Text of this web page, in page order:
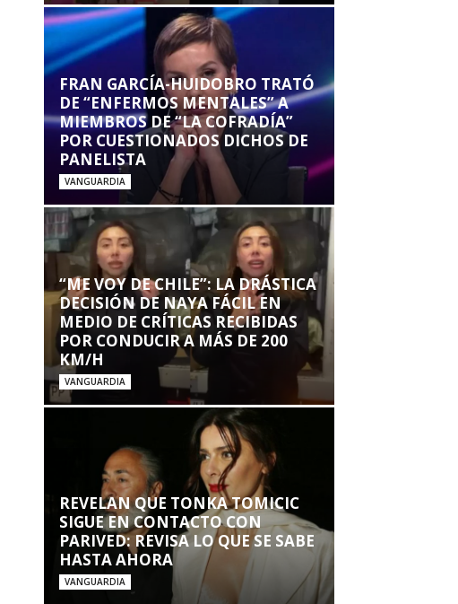
FRAN GARCÍA-HUIDOBRO TRATÓ
DE “ENFERMOS MENTALES” A
MIEMBROS DE “LA COFRADÍA”
POR CUESTIONADOS DICHOS DE
PANELISTA
VANGUARDIA
“ME VOY DE CHILE”: LA DRÁSTICA
DECISIÓN DE NAYA FÁCIL EN
MEDIO DE CRÍTICAS RECIBIDAS
POR CONDUCIR A MÁS DE 200
KM/H
VANGUARDIA
REVELAN QUE TONKA TOMICIC
SIGUE EN CONTACTO CON
PARIVED: REVISA LO QUE SE SABE
HASTA AHORA
VANGUARDIA